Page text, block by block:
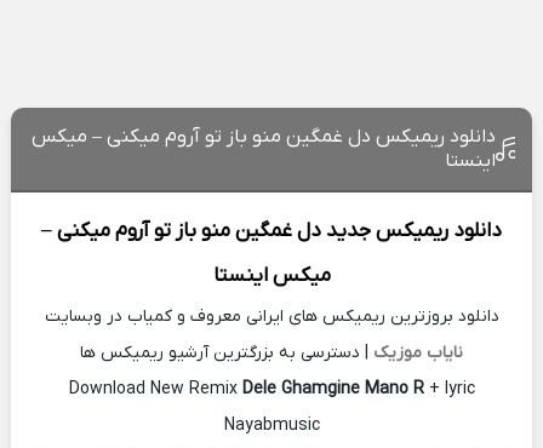
دانلود ریمیکس دل غمگین منو باز تو آروم میکنی – میکس
اینستا
دانلود ریمیکس جدید دل غمگین منو باز تو آروم میکنی –
میکس اینستا
دانلود بروزترین ریمیکس های ایرانی معروف و کمیاب در وبسایت
نایاب موزیک | دسترسی به بزرگترین آرشیو ریمیکس ها
Download New Remix Dele Ghamgine Mano R+ lyric
Nayabmusic